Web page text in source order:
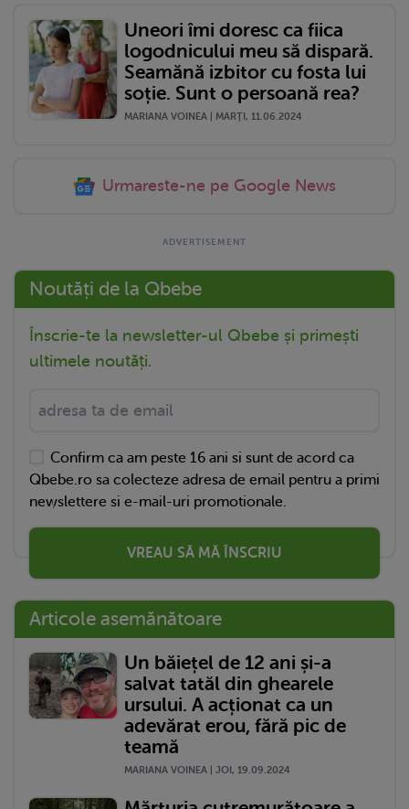
Uneori îmi doresc ca fiica
logodnicului meu să dispară.
Seamănă izbitor cu fosta lui
soție. Sunt o persoană rea?
MARIANA VOINEA | MARŢI, 11.06.2024
Urmareste-ne pe Google News
Noutăți de la Qbebe
Înscrie-te la newsletter-ul Qbebe și primești
ultimele noutăți.
Confirm ca am peste 16 ani si sunt de acord ca
Qbebe.ro sa colecteze adresa de email pentru a primi
newslettere si e-mail-uri promotionale.
VREAU SĂ MĂ ÎNSCRIU
Articole asemănătoare
Un băiețel de 12 ani și-a
salvat tatăl din ghearele
ursului. A acționat ca un
adevărat erou, fără pic de
teamă
MARIANA VOINEA | JOI, 19.09.2024